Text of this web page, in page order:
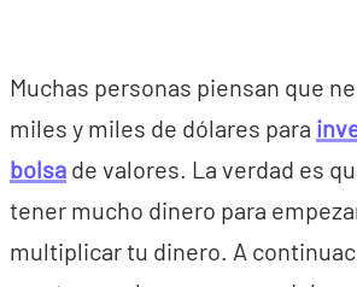
Muchas personas piensan que
miles y miles de dólares para
bolsa de valores. La verdad es
tener mucho dinero para
multiplicar tu dinero. A